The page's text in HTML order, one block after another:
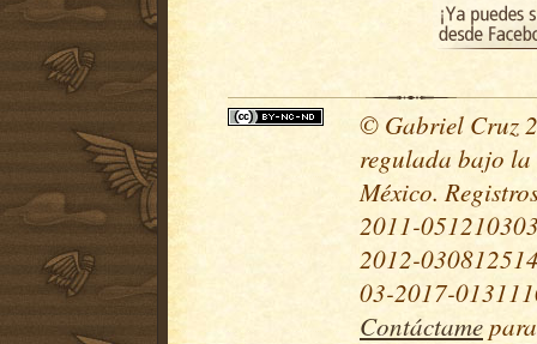
© Gabriel Cruz
regulada bajo la
México.
2011-
2012-
03-2017-
Contáctame